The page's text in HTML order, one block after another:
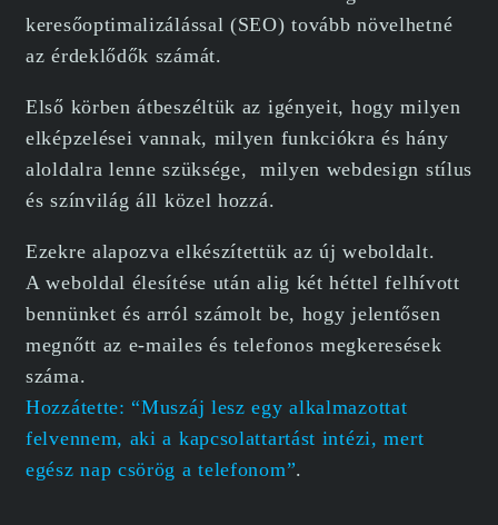
keresőoptimalizálással (SEO) tovább növelhetné
az érdeklődők számát.
Első körben átbeszéltük az igényeit, hogy milyen
elképzelései vannak, milyen funkciókra és hány
aloldalra lenne szüksége, milyen webdesign stílus
és színvilág áll közel hozzá.
Ezekre alapozva elkészítettük az új weboldalt.
A weboldal élesítése után alig két héttel felhívott
bennünket és arról számolt be, hogy jelentősen
megnőtt az e-mailes és telefonos megkeresések
száma.
Hozzátette: “Muszáj lesz egy alkalmazottat
felvennem, aki a kapcsolattartást intézi, mert
egész nap csörög a telefonom”.